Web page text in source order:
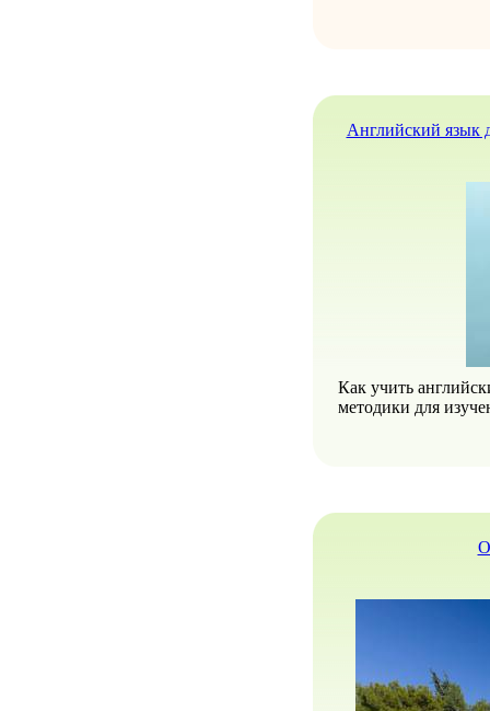
Английский язык
Как учить
методики для